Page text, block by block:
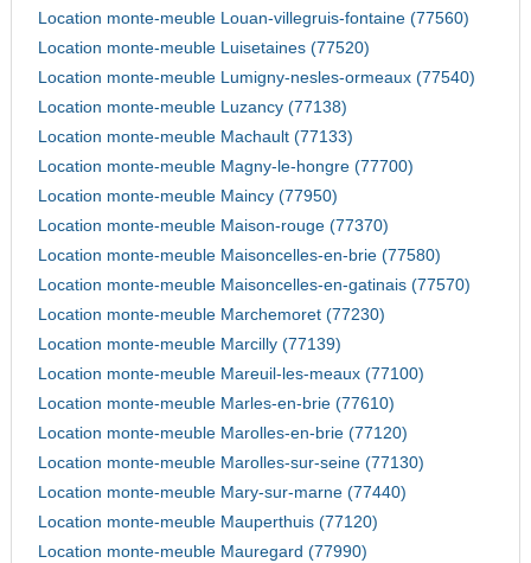
Location monte-meuble Louan-villegruis-fontaine (77560)
Location monte-meuble Luisetaines (77520)
Location monte-meuble Lumigny-nesles-ormeaux (77540)
Location monte-meuble Luzancy (77138)
Location monte-meuble Machault (77133)
Location monte-meuble Magny-le-hongre (77700)
Location monte-meuble Maincy (77950)
Location monte-meuble Maison-rouge (77370)
Location monte-meuble Maisoncelles-en-brie (77580)
Location monte-meuble Maisoncelles-en-gatinais (77570)
Location monte-meuble Marchemoret (77230)
Location monte-meuble Marcilly (77139)
Location monte-meuble Mareuil-les-meaux (77100)
Location monte-meuble Marles-en-brie (77610)
Location monte-meuble Marolles-en-brie (77120)
Location monte-meuble Marolles-sur-seine (77130)
Location monte-meuble Mary-sur-marne (77440)
Location monte-meuble Mauperthuis (77120)
Location monte-meuble Mauregard (77990)